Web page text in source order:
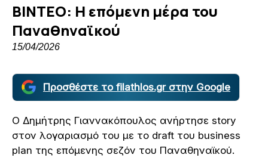
ΒΙΝΤΕΟ: Η επόμενη μέρα του
Παναθηναϊκού
15/04/2026
Προσθέστε το filathlos.gr στην Google
Ο Δημήτρης Γιαννακόπουλος ανήρτησε story
στον λογαριασμό του με το draft του business
plan της επόμενης σεζόν του Παναθηναϊκού.